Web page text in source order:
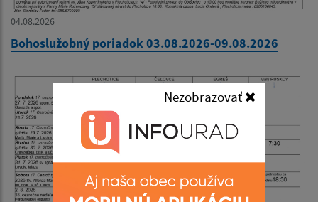
Nezobrazovať
04.08.2026
Bohoslužobný poriadok 03.08.2026-09.08.2026